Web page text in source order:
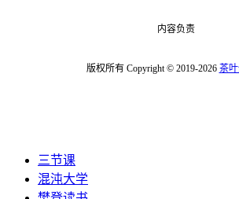
内容负责
版权所有 Copyright © 2019-2026 茶
三节课
混沌大学